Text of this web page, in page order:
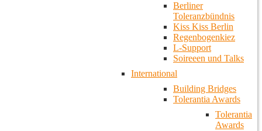
Berliner
Toleranzbündnis
Kiss Kiss Berlin
Regenbogenkiez
L-Support
Soireeen und Talks
International
Building Bridges
Tolerantia Awards
Tolerantia
Awards